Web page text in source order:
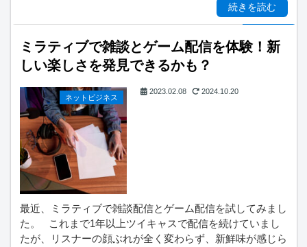
続きを読む
ミラティブで雑談とゲーム配信を体験！新
しい楽しさを発見できるかも？
ネットビジネス
2023.02.08 2024.10.20
最近、ミラティブで雑談配信とゲーム配信を試してみまし
た。 これまで1年以上ツイキャスで配信を続けていまし
たが、リスナーの顔ぶれが全く変わらず、新鮮味が感じら